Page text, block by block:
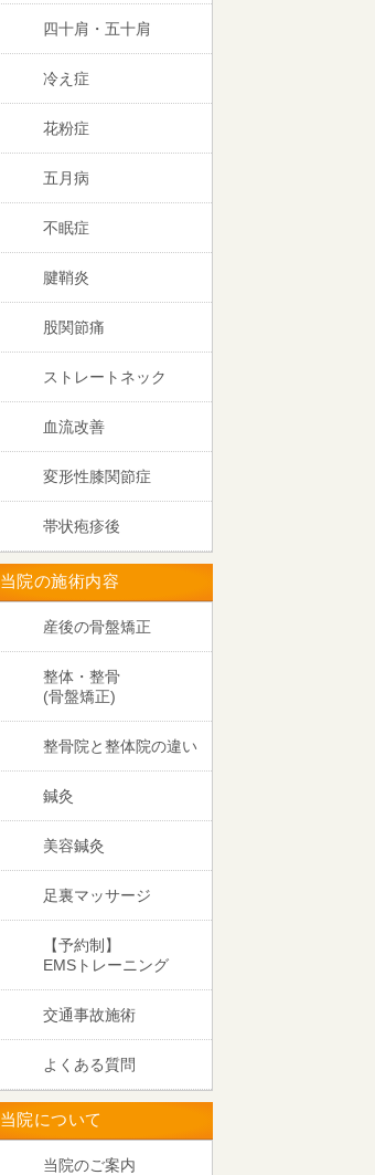
四十肩・五十肩
冷え症
花粉症
五月病
不眠症
腱鞘炎
股関節痛
ストレートネック
血流改善
変形性膝関節症
帯状疱疹後
当院の施術内容
産後の骨盤矯正
整体・整骨
(骨盤矯正)
整骨院と整体院の違い
鍼灸
美容鍼灸
足裏マッサージ
【予約制】
EMSトレーニング
交通事故施術
よくある質問
当院について
当院のご案内